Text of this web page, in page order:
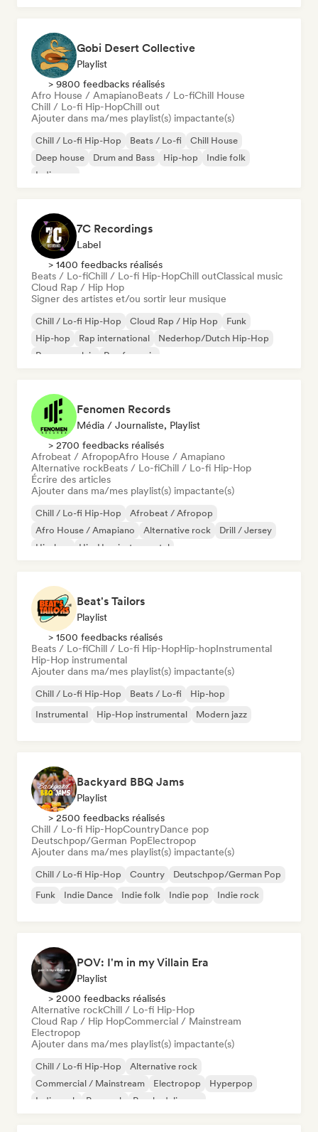
Gobi Desert Collective
Playlist
> 9800 feedbacks réalisés
Afro House / AmapianoBeats / Lo-fiChill House
Chill / Lo-fi Hip-HopChill out
Ajouter dans ma/mes playlist(s) impactante(s)
Chill / Lo-fi Hip-Hop Beats / Lo-fi
Chill House
Deep house
Drum and Bass Hip-hop
Indie folk
Indie pop
7C Recordings
Label
> 1400 feedbacks réalisés
Beats / Lo-fiChill / Lo-fi Hip-HopChill outClassical music
Cloud Rap / Hip Hop
Signer des artistes et/ou sortir leur musique
Chill / Lo-fi Hip-Hop Cloud Rap / Hip Hop
Funk
Hip-hop
Rap international
Nederhop/Dutch Hip-Hop
Rap en anglais
Rap francais
Fenomen Records
Média / Journaliste, Playlist
> 2700 feedbacks réalisés
Afrobeat / AfropopAfro House / Amapiano
Alternative rockBeats / Lo-fiChill / Lo-fi Hip-Hop
Écrire des articles
Ajouter dans ma/mes playlist(s) impactante(s)
Chill / Lo-fi Hip-Hop
Afrobeat / Afropop
Afro House / Amapiano
Alternative rock
Drill / Jersey
Hip-hop
Hip-Hop instrumental
Beat's Tailors
Playlist
> 1500 feedbacks réalisés
Beats / Lo-fiChill / Lo-fi Hip-HopHip-hopInstrumental
Hip-Hop instrumental
Ajouter dans ma/mes playlist(s) impactante(s)
Chill / Lo-fi Hip-Hop Beats / Lo-fi
Hip-hop
Instrumental
Hip-Hop instrumental Modern jazz
Backyard BBQ Jams
Playlist
> 2500 feedbacks réalisés
Chill / Lo-fi Hip-HopCountryDance pop
Deutschpop/German PopElectropop
Ajouter dans ma/mes playlist(s) impactante(s)
Chill / Lo-fi Hip-Hop Country
Deutschpop/German Pop
Funk
Indie Dance Indie folk Indie pop Indie rock
POV: I'm in my Villain Era
Playlist
> 2000 feedbacks réalisés
Alternative rockChill / Lo-fi Hip-Hop
Cloud Rap / Hip HopCommercial / Mainstream
Electropop
Ajouter dans ma/mes playlist(s) impactante(s)
Chill / Lo-fi Hip-Hop
Alternative rock
Commercial / Mainstream
Electropop
Hyperpop
Indie rock
Pop rock Psychedelic pop